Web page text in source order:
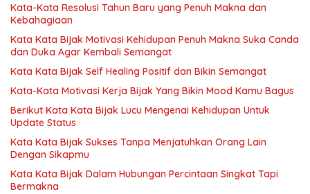
Kata-Kata Resolusi Tahun Baru yang Penuh Makna dan
Kebahagiaan
Kata Kata Bijak Motivasi Kehidupan Penuh Makna Suka Canda
dan Duka Agar Kembali Semangat
Kata Kata Bijak Self Healing Positif dan Bikin Semangat
Kata-Kata Motivasi Kerja Bijak Yang Bikin Mood Kamu Bagus
Berikut Kata Kata Bijak Lucu Mengenai Kehidupan Untuk
Update Status
Kata Kata Bijak Sukses Tanpa Menjatuhkan Orang Lain
Dengan Sikapmu
Kata Kata Bijak Dalam Hubungan Percintaan Singkat Tapi
Bermakna